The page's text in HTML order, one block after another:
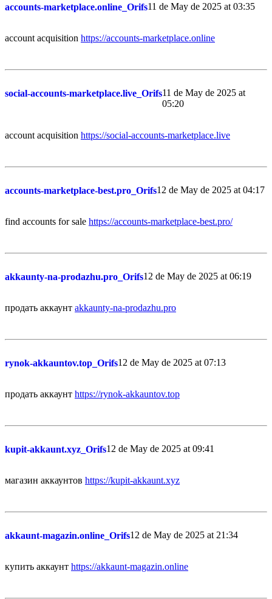
accounts-marketplace.online_Orifs11 de May de 2025 at 03:35
account acquisition https://accounts-marketplace.online
social-accounts-marketplace.live_Orifs11 de May de 2025 at
05:20
account acquisition https://social-accounts-marketplace.live
accounts-marketplace-best.pro_Orifs12 de May de 2025 at 04:17
find accounts for sale https://accounts-marketplace-best.pro/
akkaunty-na-prodazhu.pro_Orifs12 de May de 2025 at 06:19
продать аккаунт akkaunty-na-prodazhu.pro
rynok-akkauntov.top_Orifs12 de May de 2025 at 07:13
продать аккаунт https://rynok-akkauntov.top
kupit-akkaunt.xyz_Orifs12 de May de 2025 at 09:41
магазин аккаунтов https://kupit-akkaunt.xyz
akkaunt-magazin.online_Orifs12 de May de 2025 at 21:34
купить аккаунт https://akkaunt-magazin.online